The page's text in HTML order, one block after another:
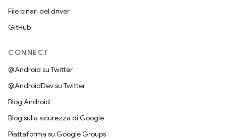
File binari del driver
GitHub
CONNECT
@Android su Twitter
@AndroidDev su Twitter
Blog Android
Blog sulla sicurezza di Google
Piattaforma su Google Groups